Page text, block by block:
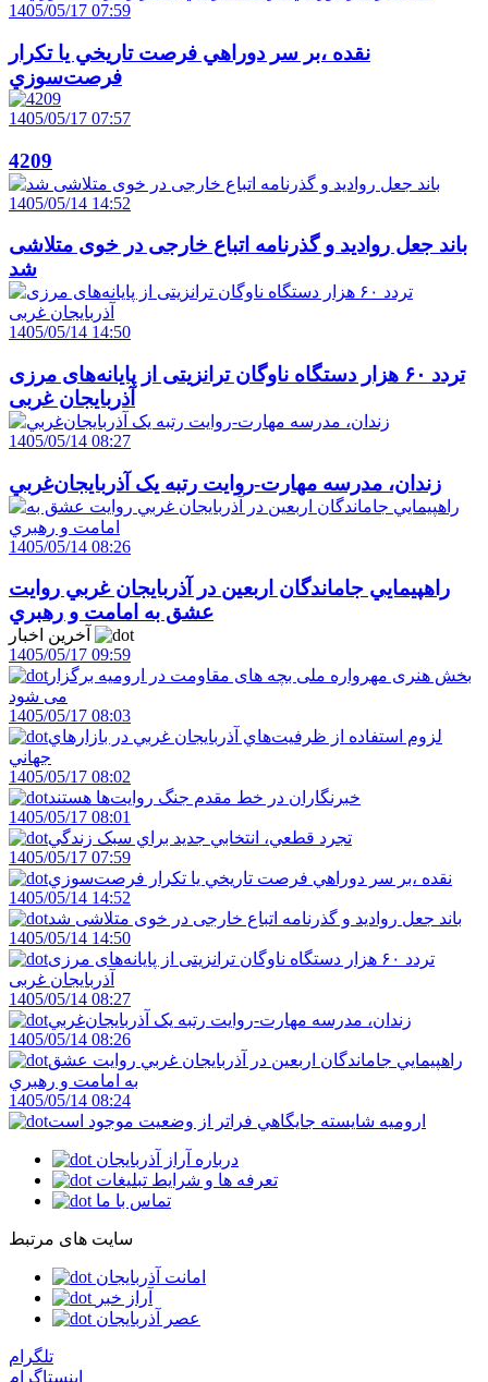
1405/05/17 07:59
نقده ،بر سر دوراهي فرصت تاريخي يا تکرار
فرصت‌سوزي
1405/05/17 07:57
4209
1405/05/14 14:52
باند جعل روادید و گذرنامه اتباع خارجی در خوی متلاشی
شد
1405/05/14 14:50
تردد ۶۰ هزار دستگاه ناوگان ترانزیتی از پایانه‌های مرزی
آذربایجان ‌غربی
1405/05/14 08:27
زندان، مدرسه مهارت-روايت رتبه يک آذربايجان‌غربي
1405/05/14 08:26
راهپيمايي جاماندگان اربعين در آذربايجان غربي روايت
عشق به امامت و رهبري
1405/05/17 09:59
بخش هنری مهرواره ملی بچه های مقاومت در ارومیه برگزار
می شود
1405/05/17 08:03
لزوم استفاده از ظرفيت‌هاي آذربايجان غربي در بازارهاي
جهاني
1405/05/17 08:02
خبرنگاران در خط مقدم جنگ روايت‌ها هستند
1405/05/17 08:01
تجرد قطعي، انتخابي جديد براي سبک زندگي
1405/05/17 07:59
نقده ،بر سر دوراهي فرصت تاريخي يا تکرار فرصت‌سوزي
1405/05/14 14:52
باند جعل روادید و گذرنامه اتباع خارجی در خوی متلاشی شد
1405/05/14 14:50
تردد ۶۰ هزار دستگاه ناوگان ترانزیتی از پایانه‌های مرزی
آذربایجان ‌غربی
1405/05/14 08:27
زندان، مدرسه مهارت-روايت رتبه يک آذربايجان‌غربي
1405/05/14 08:26
راهپيمايي جاماندگان اربعين در آذربايجان غربي روايت عشق
به امامت و رهبري
1405/05/14 08:24
اروميه شايسته جايگاهي فراتر از وضعيت موجود است
درباره آراز آذربایجان
تعرفه ها و شرایط تبلیغات
تماس با ما
سایت های مرتبط
امانت آذربایجان
آراز خبر
عصر آذربایجان
تلگرام
اینستاگرام